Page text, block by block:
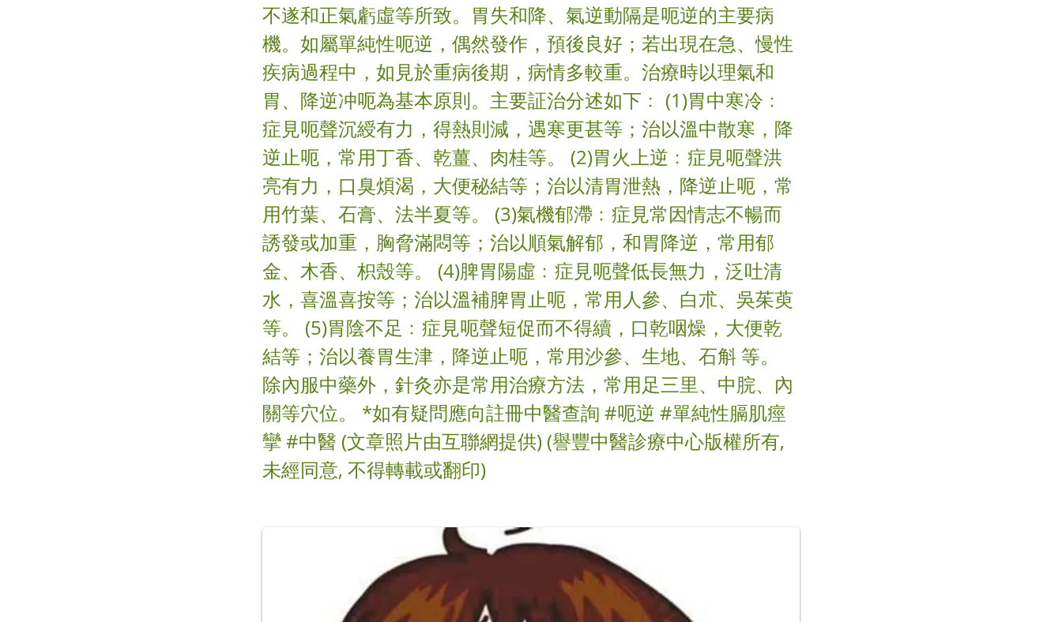
不遂和正氣虧虛等所致。胃失和降、氣逆動隔是呃逆的主要病
機。如屬單純性呃逆，偶然發作，預後良好；若出現在急、慢性
疾病過程中，如見於重病後期，病情多較重。治療時以理氣和
胃、降逆冲呃為基本原則。主要証治分述如下﹕ (1)胃中寒冷﹕
症見呃聲沉綬有力，得熱則減，遇寒更甚等；治以溫中散寒，降
逆止呃，常用丁香、乾薑、肉桂等。 (2)胃火上逆﹕症見呃聲洪
亮有力，口臭煩渴，大便秘結等；治以清胃泄熱，降逆止呃，常
用竹葉、石膏、法半夏等。 (3)氣機郁滯﹕症見常因情志不暢而
誘發或加重，胸脅滿悶等；治以順氣解郁，和胃降逆，常用郁
金、木香、枳殼等。 (4)脾胃陽虛﹕症見呃聲低長無力，泛吐清
水，喜溫喜按等；治以溫補脾胃止呃，常用人參、白朮、吳茱萸
等。 (5)胃陰不足﹕症見呃聲短促而不得續，口乾咽燥，大便乾
結等；治以養胃生津，降逆止呃，常用沙參、生地、石斛 等。
除內服中藥外，針灸亦是常用治療方法，常用足三里、中脘、內
關等穴位。 *如有疑問應向註冊中醫查詢 #呃逆 #單純性膈肌痙
攣 #中醫 (文章照片由互聯網提供) (譽豐中醫診療中心版權所有,
未經同意, 不得轉載或翻印)